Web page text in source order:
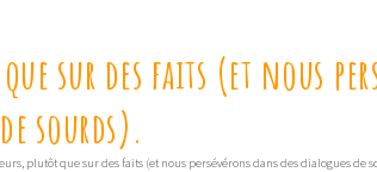
sur des faits (et nous
sourds).
plutôt que sur des faits (et nous persévérons dans des dialogues de